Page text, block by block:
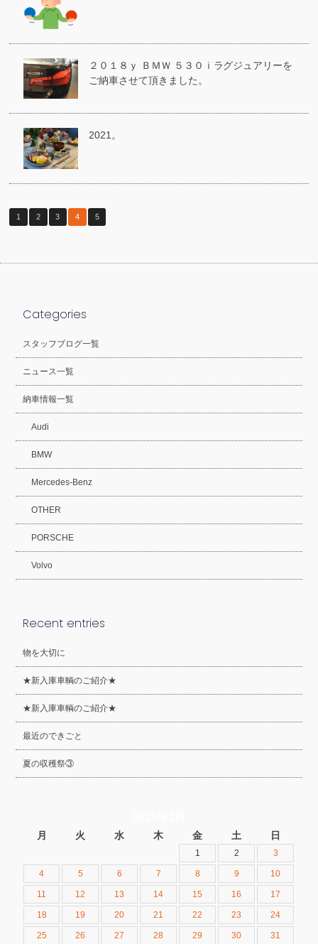
２０１８ｙ ＢＭＷ ５３０ｉラグジュアリーを
ご納車させて頂きました。
2021。
1 2 3 4 5
Categories
スタッフブログ一覧
ニュース一覧
納車情報一覧
Audi
BMW
Mercedes-Benz
OTHER
PORSCHE
Volvo
Recent entries
物を大切に
★新入庫車輌のご紹介★
★新入庫車輌のご紹介★
最近のできごと
夏の収穫祭③
月 火 水 木 金 土 日
1 2 3
4 5 6 7 8 9 10
11 12 13 14 15 16 17
18 19 20 21 22 23 24
25 26 27 28 29 30
31